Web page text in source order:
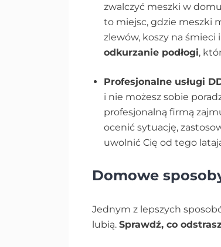
zwalczyć meszki w
to miejsc, gdzie meszki
zlewów, koszy na
odkurzanie podłogi,
Profesjonalne usługi
i nie możesz sobie
profesjonalną firmą
ocenić sytuację,
uwolnić Cię od tego
Domowe
Jednym z lepszych
lubią. Sprawdź, co